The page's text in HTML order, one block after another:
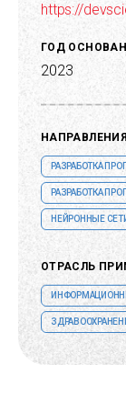
https://
ГОД
2023
РАЗРАБОТКА
РАЗРАБОТКА
НЕЙРОННЫЕ
ОТРАСЛЬ